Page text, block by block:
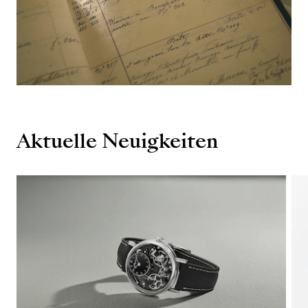
Aktuelle Neuigkeiten